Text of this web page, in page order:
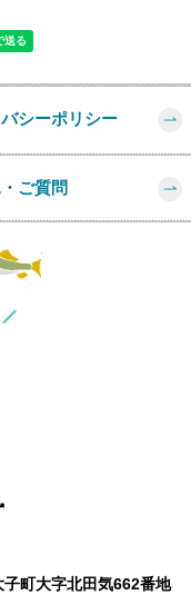
シーポリシー
ご質問
町大字北田気662番地